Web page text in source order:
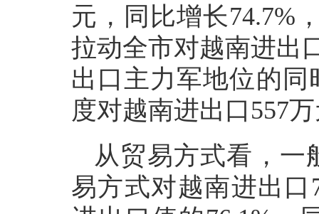
元，同比增长74.7%
拉动全市对越南进出
出口主力军地位的
度对越南进出口557
从贸易方式看，一
易方式对越南进出口